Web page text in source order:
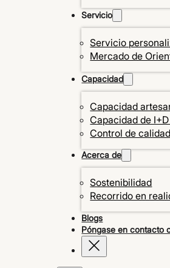
Servicio
Servicio
Mercado de
Capacidad
Capacidad
Capacidad de
Control de calidad
Acerca de
Sostenibilidad
Recorrido en
Blogs
Póngase en contacto